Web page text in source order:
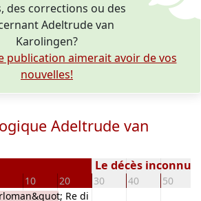
des corrections ou des
Adeltrude van
Karolingen?
publication aimerait avoir de vos
nouvelles!
Adeltrude van
10 20 30 40 50
Le décès inconnu
Re di